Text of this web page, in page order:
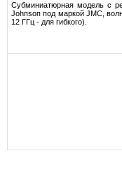
Субминиатюрная модель с
Jоhпsоп под маркой JMC,
12 ГГц - для гибкого).